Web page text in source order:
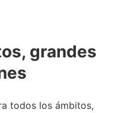
grandes
todos los ámbitos,